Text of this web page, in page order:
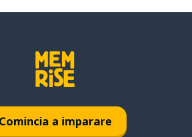
Comincia a imparare